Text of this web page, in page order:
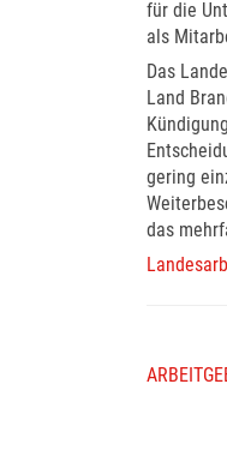
für die
als
Das
Land
gering
das